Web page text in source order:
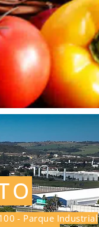
- Parque Industrial